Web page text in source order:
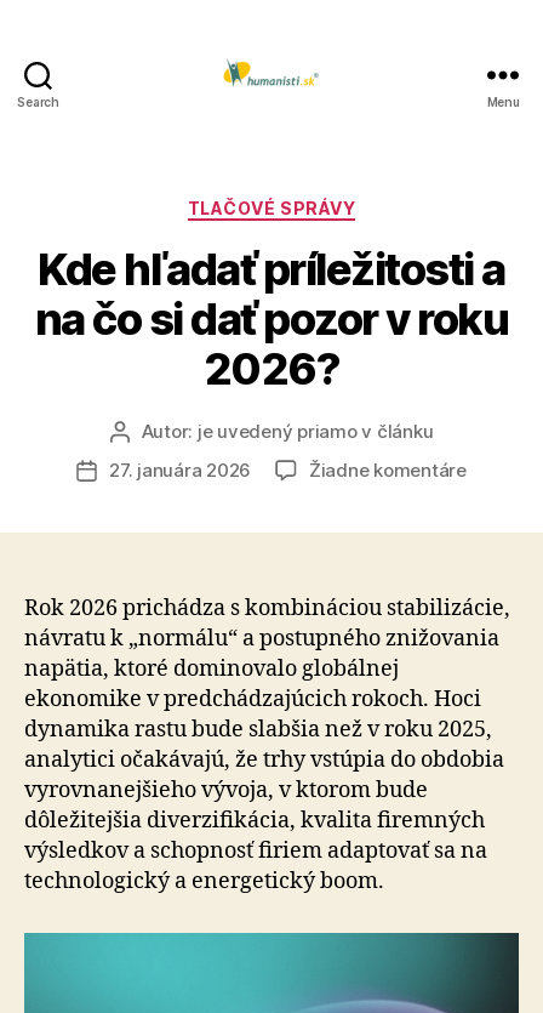
Search Menu
Kategórie
TLAČOVÉ SPRÁVY
Kde hľadať príležitosti a
na čo si dať pozor v roku
2026?
Autor
článku
Autor: je uvedený priamo v článku
Dátum
27. januára 2026 Žiadne komentárena
na
čo
pozor
v roku
2026?
Rok 2026 prichádza s kombináciou stabilizácie,
návratu k „normálu“ a postupného znižovania
napätia, ktoré do­mi­no­va­lo globálnej
ekonomike v predchádzajúcich rokoch. Hoci
dynamika rastu bude slabšia než v roku 2025,
ana­ly­ti­ci očakávajú, že trhy vstúpia do obdobia
vy­rov­na­nej­šie­ho vývoja, v ktorom bude
dôležitejšia diverzifikácia, kva­li­ta firemných
výsledkov a schopnosť firiem adaptovať sa na
technologický a energetický boom.